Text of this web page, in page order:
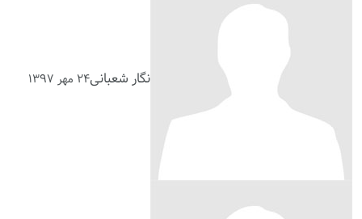
نگار شعبانی۲۴ مهر ۱۳۹۷